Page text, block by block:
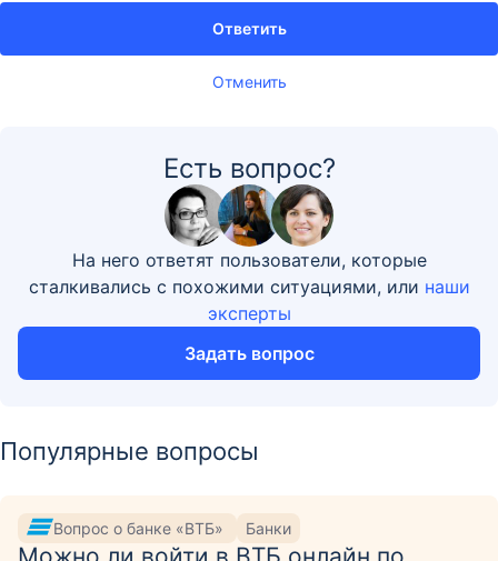
Отменить
Ответить
Есть вопрос?
На него ответят пользователи, которые
сталкивались с похожими ситуациями, или наши
эксперты
Задать вопрос
Популярные вопросы
Вопрос о банке «ВТБ» Банки